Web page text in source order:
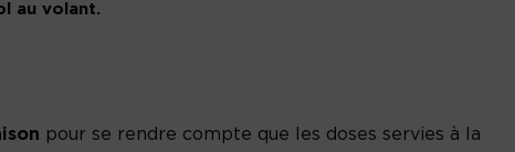
au volant.
pour se rendre compte que les doses servies à la